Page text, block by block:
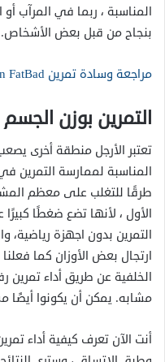
المناسبة ، ربما في المرآب
بنجاح من قبل بعض الأشخاص.
مراجعة وسادة تمرين Thomson FatBad
التمرين بوزن الجسم
تعتبر الأرجل منطقة أخرى
المناسبة لممارسة التمرين
طرقًا للتغلب على معظم
الأول ، لأنها تضع ضغطًا
التمرين بدون اجهزة رياضية،
ارتجال بعض الأوزان كما
الخلفية عن طريق أداء
مشابه. يمكن أن يكونوا أيضًا
أنت الآن تعرف كيفية أداء